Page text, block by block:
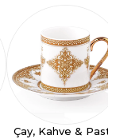
Çay, Kahve &